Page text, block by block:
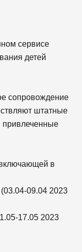
сервисе
детей
сопровождение
штатные
привлеченные
в
09.04 2023
17.05 2023